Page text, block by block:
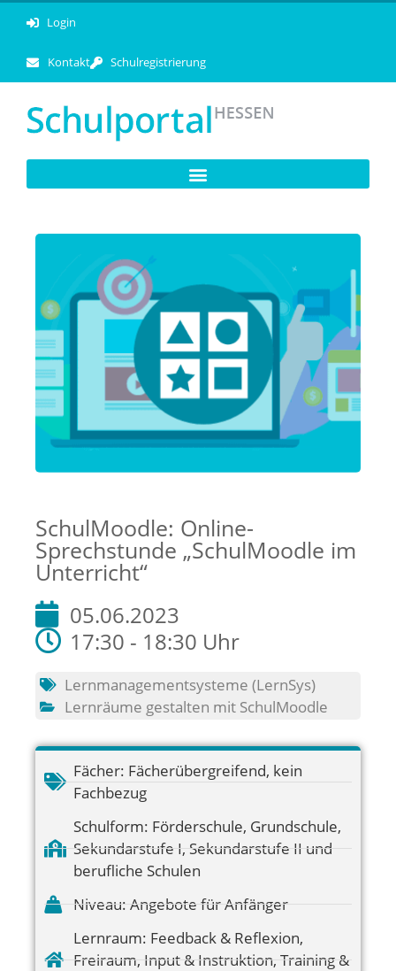
Login
Kontakt Schulregistrierung
SchulMoodle: Online-
Sprechstunde „SchulMoodle im
Unterricht“
05.06.2023
17:30 - 18:30 Uhr
Lernmanagementsysteme (LernSys)
Lernräume gestalten mit SchulMoodle
Fächer: Fächerübergreifend, kein
Fachbezug
Schulform: Förderschule, Grundschule,
Sekundarstufe I, Sekundarstufe II und
berufliche Schulen
Niveau: Angebote für Anfänger
Lernraum: Feedback & Reflexion,
Freiraum, Input & Instruktion, Training &